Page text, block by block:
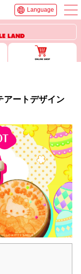
Language
アートデザイン